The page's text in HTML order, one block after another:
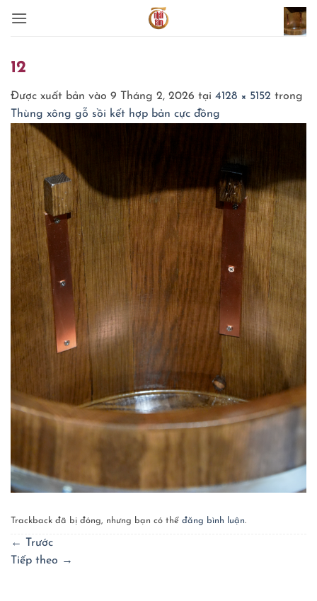
qua
dung
12
Được xuất bản vào 9 Tháng 2, 2026 tại 4128 × 5152 trong
Thùng xông gỗ sồi kết hợp bản cực đồng
Trackback đã bị đóng, nhưng bạn có thể đăng bình luận.
←
Trước
Tiếp theo →